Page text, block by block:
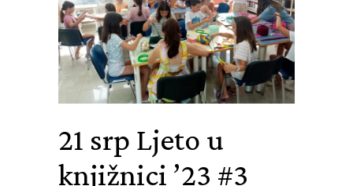
21 srp Ljeto u
knjižnici ’23 #3